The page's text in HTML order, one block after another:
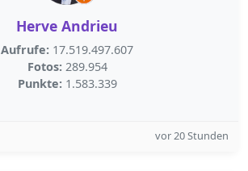
Herve Andrieu
Aufrufe: 17.519.497.607
Fotos: 289.954
Punkte: 1.583.339
vor 20 Stunden